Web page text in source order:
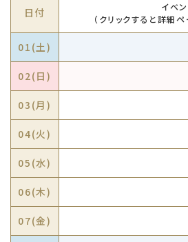
日付
イベン
（クリックすると詳細
01(土)
02( 日 )
03(月 )
04(火)
05(水)
06(木)
07(金)